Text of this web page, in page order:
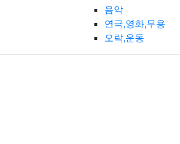
음악
연극,영화,무용
오락,운동